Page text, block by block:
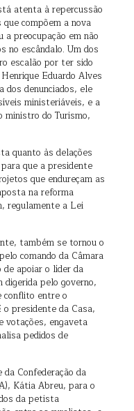
atenta à repercussão
compõem a nova
preocupação em não
no escândalo. Um dos
escalão por ter sido
Eduardo Alves
dos denunciados, ele
ministeriáveis, e a
ministro do Turismo,
quanto às delações
que a presidente
que endureçam as
na reforma
regulamente a Lei
também se tornou o
comando da Câmara
apoiar o líder da
digerida pelo governo,
conflito entre o
presidente da Casa,
votações, engaveta
pedidos de
Confederação da
Kátia Abreu, para o
da petista